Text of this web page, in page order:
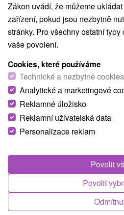
VŠECHNY TOP -
Hotel Alžběta Bardejovské
Zákon uvádí, že můžeme
zařízení, pokud jsou nezbytně
stránky. Pro všechny ostatní
vaše povolení.
Cookies, které používáme
Technické a nezbytné cookies
Analytické a marketingové
Reklamné úložisko
Reklamní uživatelská data
Personalizace reklam
Povolit
Povolit